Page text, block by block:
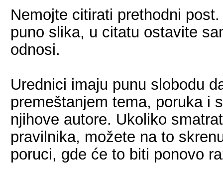
Nemojte citirati prethodni
puno slika, u citatu ostavite
odnosi.
Urednici imaju punu slobodu
premeštanjem tema, poruka i
njihove autore. Ukoliko
pravilnika, možete na to
poruci, gde će to biti ponovo